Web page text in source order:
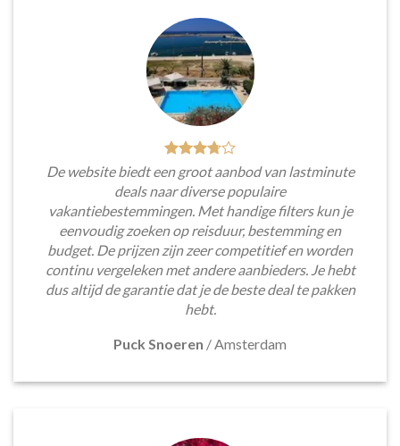
De website biedt een groot aanbod van lastminute
deals naar diverse populaire
vakantiebestemmingen. Met handige filters kun je
eenvoudig zoeken op reisduur, bestemming en
budget. De prijzen zijn zeer competitief en worden
continu vergeleken met andere aanbieders. Je hebt
dus altijd de garantie dat je de beste deal te pakken
hebt.
Puck Snoeren /Amsterdam